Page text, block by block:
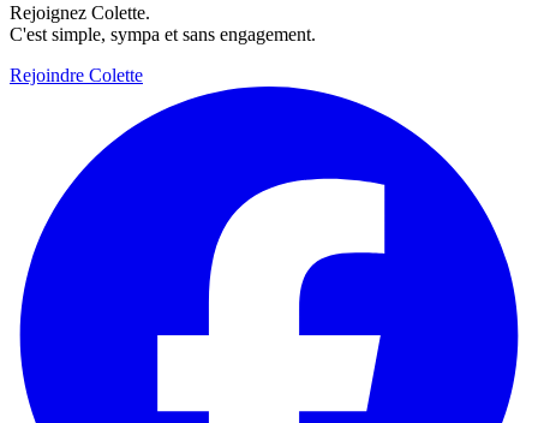
Rejoignez Colette.
C'est simple, sympa et sans engagement.
Rejoindre Colette